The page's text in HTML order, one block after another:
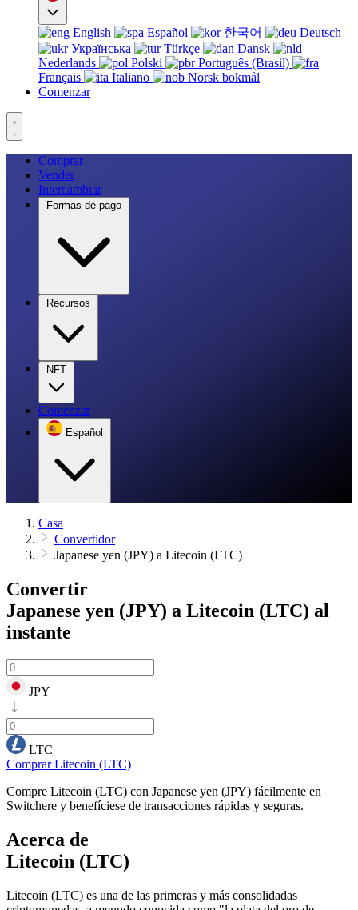
English Español 한국어
Deutsch
Українська
Türkçe
Dansk
Nederlands
Polski
Português (Brasil)
Français
Italiano
Norsk bokmål
Comenzar
Comprar
Vender
Intercambiar
Formas de pago
Recursos
NFT
Comenzar
Español
Casa
Convertidor
Japanese yen (JPY) a Litecoin (LTC)
Convertir
Japanese yen (JPY) a Litecoin (LTC) al
instante
JPY
LTC
Comprar Litecoin (LTC)
Compre Litecoin (LTC) con Japanese yen (JPY) fácilmente en
Switchere y benefíciese de transacciones rápidas y seguras.
Acerca de
Litecoin (LTC)
Litecoin (LTC) es una de las primeras y más consolidadas